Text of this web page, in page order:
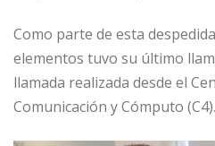
Como parte de esta
elementos tuvo su último
llamada realizada desde el
Comunicación y Cómputo (C4).